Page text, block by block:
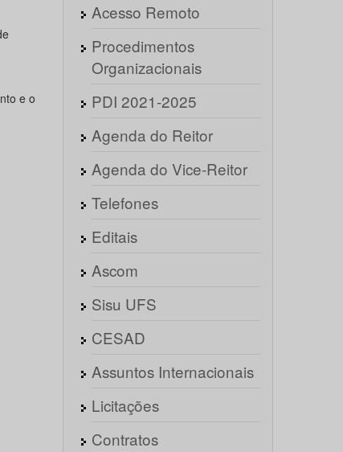
e o
Acesso Remoto
Procedimentos
Organizacionais
PDI 2021-2025
Agenda do Reitor
Agenda do Vice-Reitor
Telefones
Editais
Ascom
Sisu UFS
CESAD
Assuntos Internacionais
Licitações
Contratos